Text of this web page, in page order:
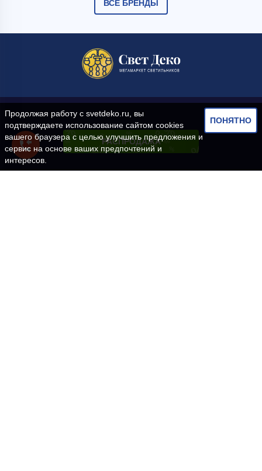
ВСЕ БРЕНДЫ
РАСПРОДАЖА
Продолжая работу с svetdeko.ru , вы
подтверждаете использование сайтом cookies
вашего браузера с целью улучшить предложения и
сервис на основе ваших предпочтений и
интересов.
ПОНЯТНО